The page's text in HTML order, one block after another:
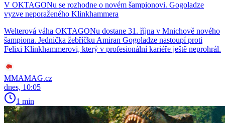
V OKTAGONu se rozhodne o novém šampionovi. Gogoladze
vyzve neporaženého Klinkhammera
Welterová váha OKTAGONu dostane 31. října v Mnichově nového
šampiona. Jednička žebříčku Amiran Gogoladze nastoupí proti
Felixi Klinkhammerovi, který v profesionální kariéře ještě neprohrál.
MMAMAG.cz
dnes, 10:05
1 min